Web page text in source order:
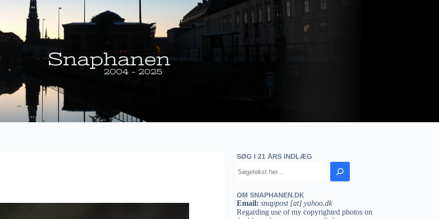
SØG I 21 ÅRS INDLÆG
OM SNAPHANEN.DK
Email: snappost [at] yahoo.dk
Regarding use of my copyrighted photos on